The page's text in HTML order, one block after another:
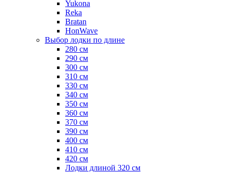
Yukona
Reka
Bratan
HonWave
Выбор лодки по длине
280 см
290 см
300 см
310 см
330 см
340 см
350 см
360 см
370 см
390 см
400 см
410 см
420 см
Лодки длиной 320 см